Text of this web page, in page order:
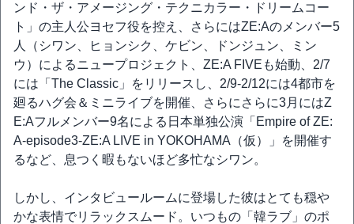
ンド・ザ・アメージング・テクニカラー・ドリームコー
ト」の主人公ヨセフ役を控え、さらにはZE:Aのメンバー5
人（シワン、ヒョンシク、ケビン、ドンジュン、ミン
ウ）によるニュープロジェクト、ZE:A FIVEも始動、2/7
には「The Classic」をリリースし、2/9-2/12には4都市を
廻るハグ会＆ミニライブを開催、さらにさらに3月にはZ
E:Aフルメンバー9名による日本単独公演「Empire of ZE:
A-episode3-ZE:A LIVE in YOKOHAMA（仮）」を開催す
るなど、息つく暇もないほど多忙なシワン。
しかし、インタビュールームに登場した彼はとても穏や
かな表情でリラックスムード。いつもの「韓ラブ」のポ